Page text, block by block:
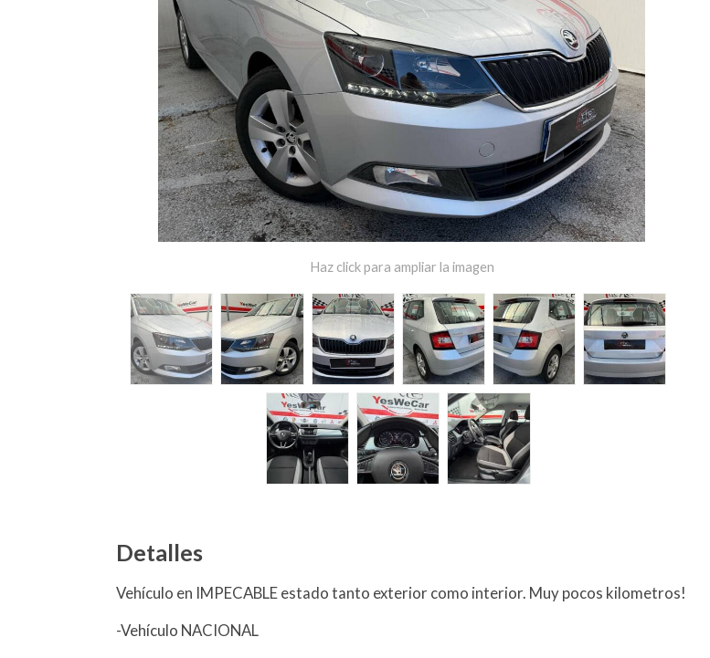
Haz click para ampliar la imagen
Detalles
Vehículo en IMPECABLE estado tanto exterior como interior. Muy pocos kilometros!
-Vehículo NACIONAL